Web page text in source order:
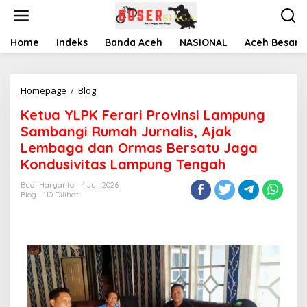
t
Home Indeks Banda Aceh NASIONAL Aceh Besar
Homepage / Blog
t
u
a
Y
L
K
r
i
P
r
o
Ketua YLPK Ferari Provinsi Lampung
Sambangi Rumah Jurnalis, Ajak
Lembaga dan Ormas Bersatu Jaga
Kondusivitas Lampung Tengah
Budi Haryanto
4 Juli 2026
Blog
110 Dilihat